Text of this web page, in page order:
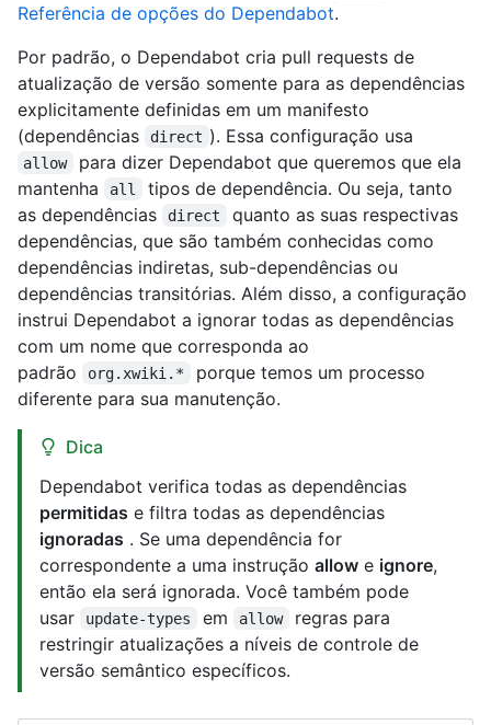
Referência de opções do Dependabot.
Por padrão, o Dependabot cria pull requests de
atualização de versão somente para as dependências
explicitamente definidas em um manifesto
(dependências
direct ). Essa configuração usa
allow
para dizer Dependabot que queremos que ela
mantenha
all
tipos de dependência. Ou seja, tanto
as dependências
direct
quanto as suas respectivas
dependências, que são também conhecidas como
dependências indiretas, sub-dependências ou
dependências transitórias. Além disso, a configuração
instrui Dependabot a ignorar todas as dependências
com um nome que corresponda ao
padrão
org.xwiki.*
porque temos um processo
diferente para sua manutenção.
Dica
Dependabot verifica todas as dependências
permitidas e filtra todas as dependências
ignoradas . Se uma dependência for
correspondente a uma instrução allow e ignore,
então ela será ignorada. Você também pode
usar
update-types em allow
regras para
restringir atualizações a níveis de controle de
versão semântico específicos.